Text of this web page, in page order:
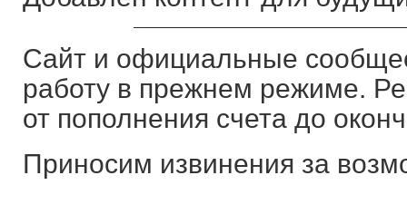
Сайт и официальные
работу в прежнем режиме.
от пополнения счета до
Приносим извинения за